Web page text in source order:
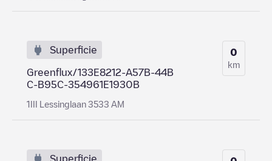
Superficie
Greenflux/133E8212-A57B-44B
C-B95C-354961E1930B
1III Lessinglaan 3533 AM
0
km
Superficie